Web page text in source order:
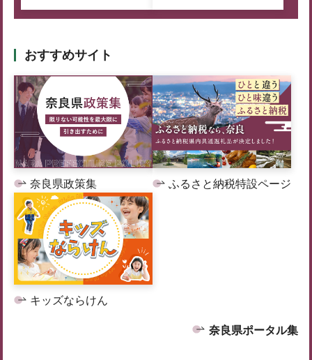
おすすめサイト
奈良県政策集 ふるさと納税特設ページ
キッズならけん
奈良県ポータル集